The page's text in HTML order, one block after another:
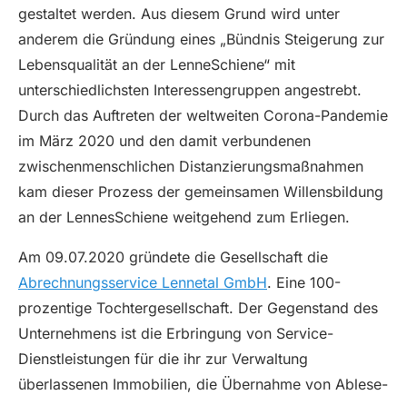
gestaltet werden. Aus diesem Grund wird unter
anderem die Gründung eines „Bündnis Steigerung zur
Lebensqualität an der LenneSchiene“ mit
unterschiedlichsten Interessengruppen angestrebt.
Durch das Auftreten der weltweiten Corona-Pandemie
im März 2020 und den damit verbundenen
zwischenmenschlichen Distanzierungsmaßnahmen
kam dieser Prozess der gemeinsamen Willensbildung
an der LennesSchiene weitgehend zum Erliegen.
Am 09.07.2020 gründete die Gesellschaft die
Abrechnungsservice Lennetal GmbH. Eine 100-
prozentige Tochtergesellschaft. Der Gegenstand des
Unternehmens ist die Erbringung von Service-
Dienstleistungen für die ihr zur Verwaltung
überlassenen Immobilien, die Übernahme von Ablese-